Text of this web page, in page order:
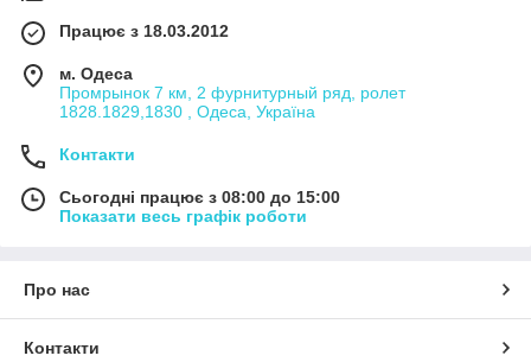
Працює з 18.03.2012
м. Одеса
Промрынок 7 км, 2 фурнитурный ряд, ролет
1828.1829,1830 , Одеса, Україна
Контакти
Сьогодні працює з 08:00 до 15:00
Показати весь графік роботи
Про нас
Контакти